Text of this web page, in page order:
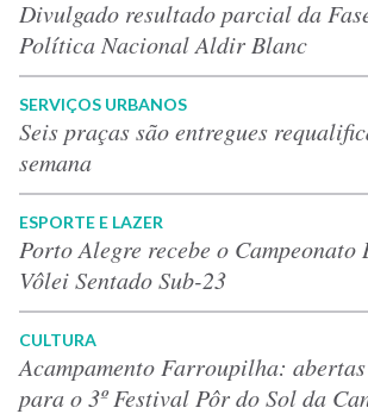
Divulgado resultado parcial da
Política Nacional Aldir Blanc
SERVIÇOS URBANOS
Seis praças são entregues
semana
ESPORTE E LAZER
Porto Alegre recebe o
Vôlei Sentado Sub-23
CULTURA
Acampamento Farroupilha:
para o 3º Festival Pôr do Sol da